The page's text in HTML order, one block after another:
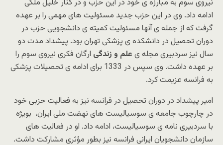
نیروی سوم به مبارزه ی خود در این حزب و در کنار خلیل ملکی
ادامه داد. وی در این حزب جدید مسئولیت های مهمی را بر عهده
گرفت که از جمله ی آنها مسئولیت کمیته ی دانشجویی حزب در
دوران تحصیل در دانشکده ی پزشکی تهران بود. پیشداد مدت دو
سال نیز سردبیری مجله ی علم و زندگی ارگان فکری نیروی سوم را
بر عهده داشت. وی سپس در 1333 برای ادامه ی تحصیلات پزشکی
به فرانسه عزیمت کرد.
امیر پیشداد در دوران تحصیل در فرانسه نیز به فعالیت حزبی خود
در چارچوب جامعه ی سوسیالیست های نهضت ملی ایران، بویژه
با سردبیری نامه ی سوسیالیست، ادامه داد. او در فعالیت های
سازمان دانشجویان ایرانی فرانسه نیز بطور مؤثری مشارکت داشت.